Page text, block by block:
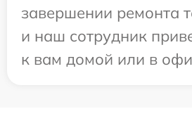
завершении ремонта
и наш сотрудник
к вам домой или в